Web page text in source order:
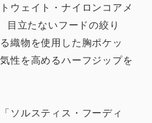
ウェイト・ナイロンコアメ
目立たないフードの絞り
織物を使用した胸ポケッ
性を高めるハーフジップを
ソルスティス・フーディ